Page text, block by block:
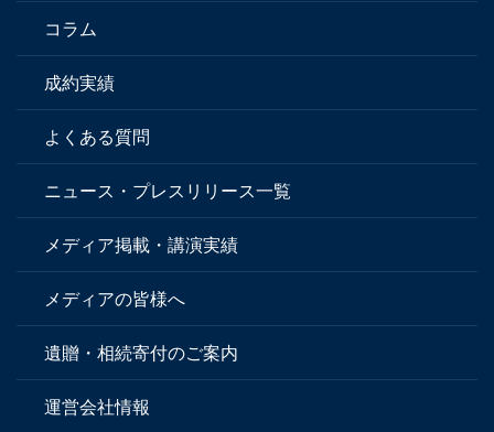
コラム
成約実績
よくある質問
ニュース・プレスリリース一覧
メディア掲載・講演実績
メディアの皆様へ
遺贈・相続寄付のご案内
運営会社情報